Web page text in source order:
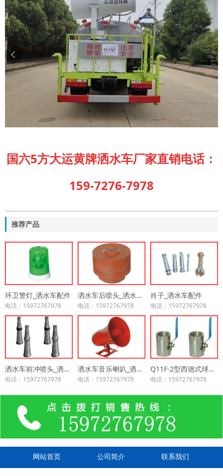
国六5方大运黄牌洒水车厂家直销电话：
159-7276-7978
推荐产品
环卫警灯_洒水车配件
电话：15972767978
洒水车后喷头_洒水车配件
电话：15972767978
肖子_洒水车配件
电话：15972767978
洒水车前冲喷头_洒水车配件
电话：15972767978
洒水车音乐喇叭_洒水车配件
电话：15972767978
Q11F-2型西德式球阀_洒水车配件
电话：15972767978
网站首页 公司简介 联系我们